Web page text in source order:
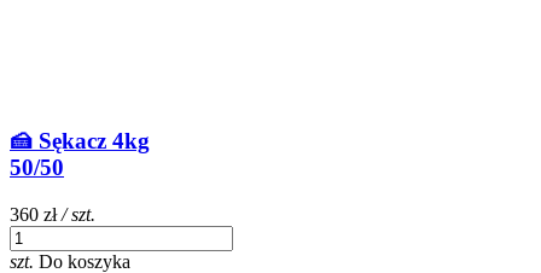
🍰 Sękacz 4kg
50/50
360 zł / szt.
szt. Do koszyka